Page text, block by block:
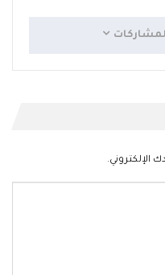
الإلكتروني.